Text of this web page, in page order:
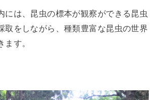
には、昆虫の標本が観察ができる昆虫
取をしながら、種類豊富な昆虫の世界
ます。